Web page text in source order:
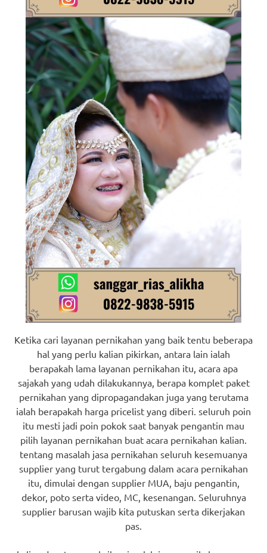
Ketika cari layanan pernikahan yang baik tentu beberapa
hal yang perlu kalian pikirkan, antara lain ialah
berapakah lama layanan pernikahan itu, acara apa
sajakah yang udah dilakukannya, berapa komplet paket
pernikahan yang dipropagandakan juga yang terutama
ialah berapakah harga pricelist yang diberi. seluruh poin
itu mesti jadi poin pokok saat banyak pengantin mau
pilih layanan pernikahan buat acara pernikahan kalian.
tentang masalah jasa pernikahan seluruh kesemuanya
supplier yang turut tergabung dalam acara pernikahan
itu, dimulai dengan supplier MUA, baju pengantin,
dekor, poto serta video, MC, kesenangan. Seluruhnya
supplier barusan wajib kita putuskan serta dikerjakan
pas.